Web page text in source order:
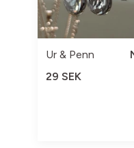
Ur & Penn
29 SEK